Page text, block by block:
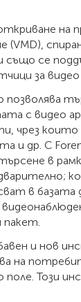
на
също се
за видео
с видео
чрез които
и др. С
в
в базата
пакет.
и нов
на
Този